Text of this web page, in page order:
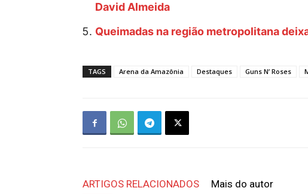
David Almeida
Queimadas na região metropolitana
TAGS Arena da Amazônia Destaques Guns N’ Roses
ARTIGOS RELACIONADOS Mais do autor